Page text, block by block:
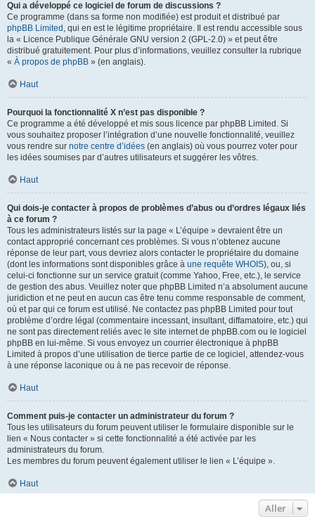
Qui a développé ce logiciel de forum de discussions ?
Ce programme (dans sa forme non modifiée) est produit et distribué par
phpBB Limited , qui en est le légitime propriétaire. Il est rendu accessible sous
la « Licence Publique Générale GNU version 2 (GPL-2.0) » et peut être
distribué gratuitement. Pour plus d’informations, veuillez consulter la rubrique
« À propos de phpBB » (en anglais).
Haut
Pourquoi la fonctionnalité X n’est pas disponible ?
Ce programme a été développé et mis sous licence par phpBB Limited. Si
vous souhaitez proposer l’intégration d’une nouvelle fonctionnalité, veuillez
vous rendre sur notre centre d’idées (en anglais) où vous pourrez voter pour
les idées soumises par d’autres utilisateurs et suggérer les vôtres.
Haut
Qui dois-je contacter à propos de problèmes d’abus ou d’ordres légaux liés
à ce forum ?
Tous les administrateurs listés sur la page « L’équipe » devraient être un
contact approprié concernant ces problèmes. Si vous n’obtenez aucune
réponse de leur part, vous devriez alors contacter le propriétaire du domaine
(dont les informations sont disponibles grâce à une requête WHOIS), ou, si
celui-ci fonctionne sur un service gratuit (comme Yahoo, Free, etc.), le service
de gestion des abus. Veuillez noter que phpBB Limited n’a absolument aucune
juridiction et ne peut en aucun cas être tenu comme responsable de comment,
où et par qui ce forum est utilisé. Ne contactez pas phpBB Limited pour tout
problème d’ordre légal (commentaire incessant, insultant, diffamatoire, etc.) qui
ne sont pas directement reliés avec le site internet de phpBB.com ou le logiciel
phpBB en lui-même. Si vous envoyez un courrier électronique à phpBB
Limited à propos d’une utilisation de tierce partie de ce logiciel, attendez-vous
à une réponse laconique ou à ne pas recevoir de réponse.
Haut
Comment puis-je contacter un administrateur du forum ?
Tous les utilisateurs du forum peuvent utiliser le formulaire disponible sur le
lien « Nous contacter » si cette fonctionnalité a été activée par les
administrateurs du forum.
Les membres du forum peuvent également utiliser le lien « L’équipe ».
Haut
Aller